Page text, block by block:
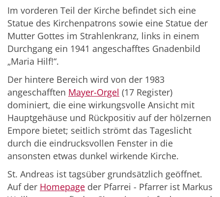
Im vorderen Teil der Kirche befindet sich eine
Statue des Kirchenpatrons sowie eine Statue der
Mutter Gottes im Strahlenkranz, links in einem
Durchgang ein 1941 angeschafftes Gnadenbild
„Maria Hilf!“.
Der hintere Bereich wird von der 1983
angeschafften Mayer-Orgel (17 Register)
dominiert, die eine wirkungsvolle Ansicht mit
Hauptgehäuse und Rückpositiv auf der hölzernen
Empore bietet; seitlich strömt das Tageslicht
durch die eindrucksvollen Fenster in die
ansonsten etwas dunkel wirkende Kirche.
St. Andreas ist tagsüber grundsätzlich geöffnet.
Auf der Homepage der Pfarrei - Pfarrer ist Markus